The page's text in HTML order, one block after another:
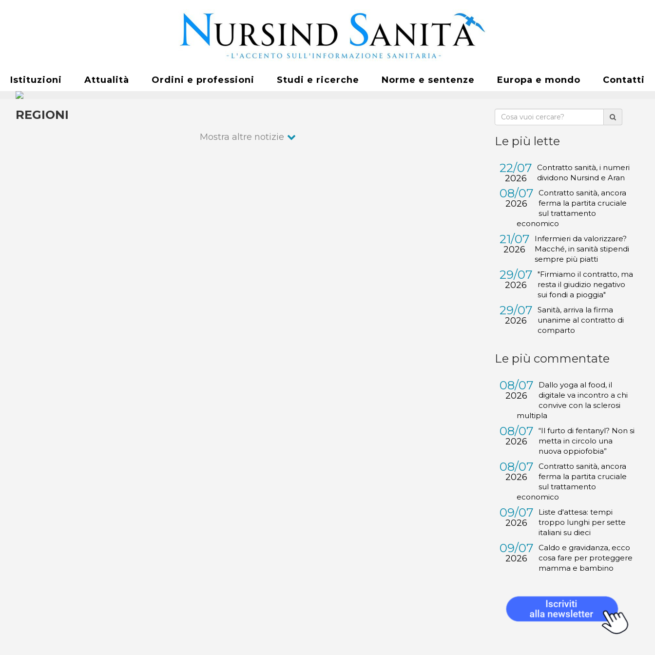
Istituzioni Attualità Ordini e professioni Studi e ricerche Norme e sentenze Europa e mondo Contatti
REGIONI
Mostra altre notizie
Le più lette
22/07
2026
Contratto sanità, i numeri
dividono Nursind e Aran
08/07
2026
Contratto sanità, ancora
ferma la partita cruciale
sul trattamento
economico
21/07
2026
Infermieri da valorizzare?
Macché, in sanità stipendi
sempre più piatti
29/07
2026
"Firmiamo il contratto, ma
resta il giudizio negativo
sui fondi a pioggia"
29/07
2026
Sanità, arriva la firma
unanime al contratto di
comparto
Le più commentate
08/07
2026
Dallo yoga al food, il
digitale va incontro a chi
convive con la sclerosi
multipla
08/07
2026
“Il furto di fentanyl? Non si
metta in circolo una
nuova oppiofobia”
08/07
2026
Contratto sanità, ancora
ferma la partita cruciale
sul trattamento
economico
09/07
2026
Liste d'attesa: tempi
troppo lunghi per sette
italiani su dieci
09/07
2026
Caldo e gravidanza, ecco
cosa fare per proteggere
mamma e bambino